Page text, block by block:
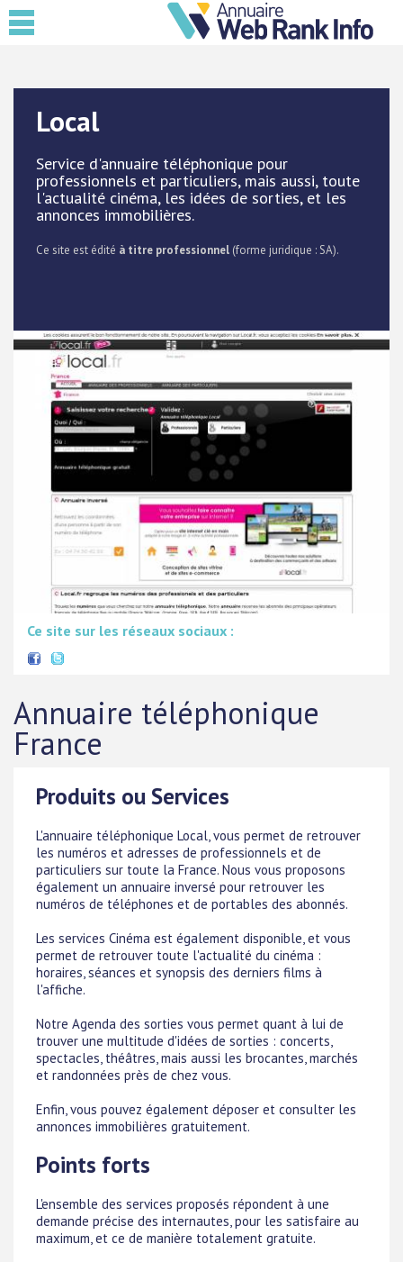
Local
Service d'annuaire téléphonique pour
professionnels et particuliers, mais aussi, toute
l'actualité cinéma, les idées de sorties, et les
annonces immobilières.
Ce site est édité à titre professionnel (forme juridique : SA).
Ce site sur les réseaux sociaux :
Annuaire téléphonique
France
Produits ou Services
L'annuaire téléphonique Local, vous permet de retrouver
les numéros et adresses de professionnels et de
particuliers sur toute la France. Nous vous proposons
également un annuaire inversé pour retrouver les
numéros de téléphones et de portables des abonnés.
Les services Cinéma est également disponible, et vous
permet de retrouver toute l'actualité du cinéma :
horaires, séances et synopsis des derniers films à
l'affiche.
Notre Agenda des sorties vous permet quant à lui de
trouver une multitude d'idées de sorties : concerts,
spectacles, théâtres, mais aussi les brocantes, marchés
et randonnées près de chez vous.
Enfin, vous pouvez également déposer et consulter les
annonces immobilières gratuitement.
Points forts
L'ensemble des services proposés répondent à une
demande précise des internautes, pour les satisfaire au
maximum, et ce de manière totalement gratuite.